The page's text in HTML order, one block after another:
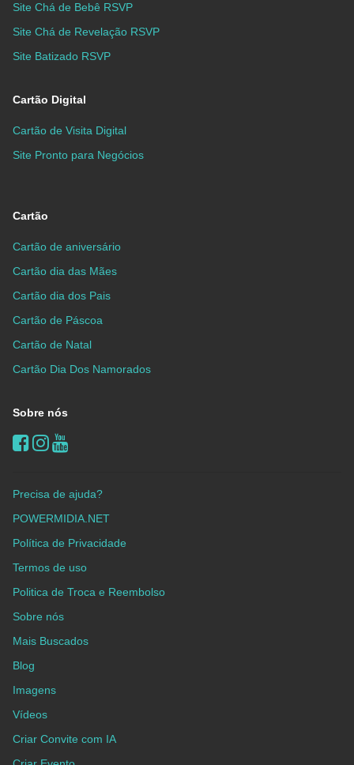
Site Chá de Bebê RSVP
Site Chá de Revelação RSVP
Site Batizado RSVP
Cartão Digital
Cartão de Visita Digital
Site Pronto para Negócios
Cartão
Cartão de aniversário
Cartão dia das Mães
Cartão dia dos Pais
Cartão de Páscoa
Cartão de Natal
Cartão Dia Dos Namorados
Sobre nós
Precisa de ajuda?
POWERMIDIA.NET
Política de Privacidade
Termos de uso
Politica de Troca e Reembolso
Sobre nós
Mais Buscados
Blog
Imagens
Vídeos
Criar Convite com IA